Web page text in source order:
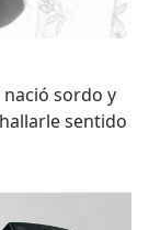
nació sordo y
sentido